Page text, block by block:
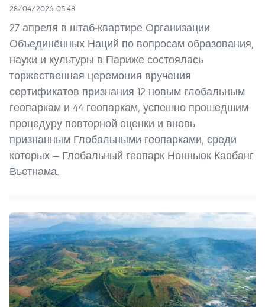
28/04/2026 05:48
27 апреля в штаб-квартире Организации
Объединённых Наций по вопросам образования,
науки и культуры в Париже состоялась
торжественная церемония вручения
сертификатов признания 12 новым глобальным
геопаркам и 44 геопаркам, успешно прошедшим
процедуру повторной оценки и вновь
признанным Глобальными геопарками, среди
которых — Глобальный геопарк Нонныок Каобанг
Вьетнама.